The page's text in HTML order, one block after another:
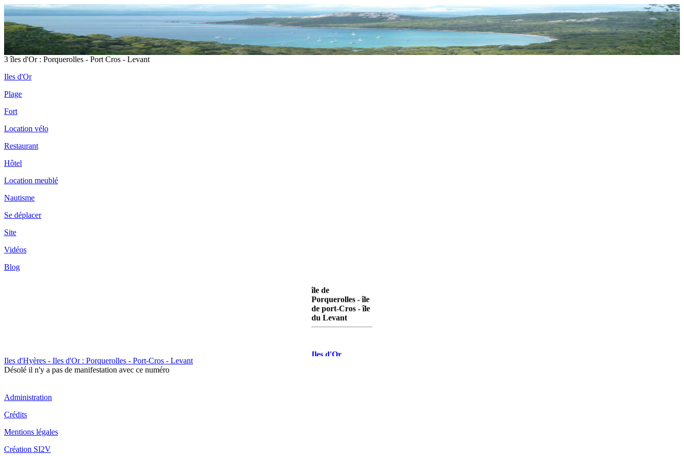
3 îles d'Or : Porquerolles - Port Cros - Levant
Iles d'Or
Plage
Fort
Location vélo
Restaurant
Hôtel
Location meublé
Nautisme
Se déplacer
Site
Vidéos
Blog
île de
Porquerolles - île
de port-Cros - île
du Levant
Iles d'Or
Iles d'Hyères - Iles d'Or : Porquerolles - Port-Cros - Levant
Désolé il n'y a pas de manifestation avec ce numéro
Administration
Crédits
Mentions légales
Création SI2V